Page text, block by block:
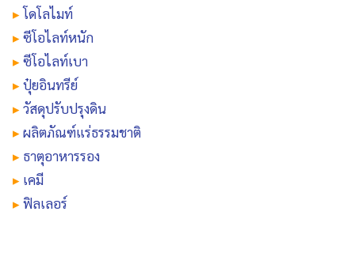
▸โดโลไมท์
▸ซีโอไลท์หนัก
▸ซีโอไลท์เบา
▸ปุ๋ยอินทรีย์
▸วัสดุปรับปรุงดิน
▸ผลิตภัณฑ์แร่ธรรมชาติ
▸ ธาตุอาหารรอง
▸เคมี
▸ฟิลเลอร์